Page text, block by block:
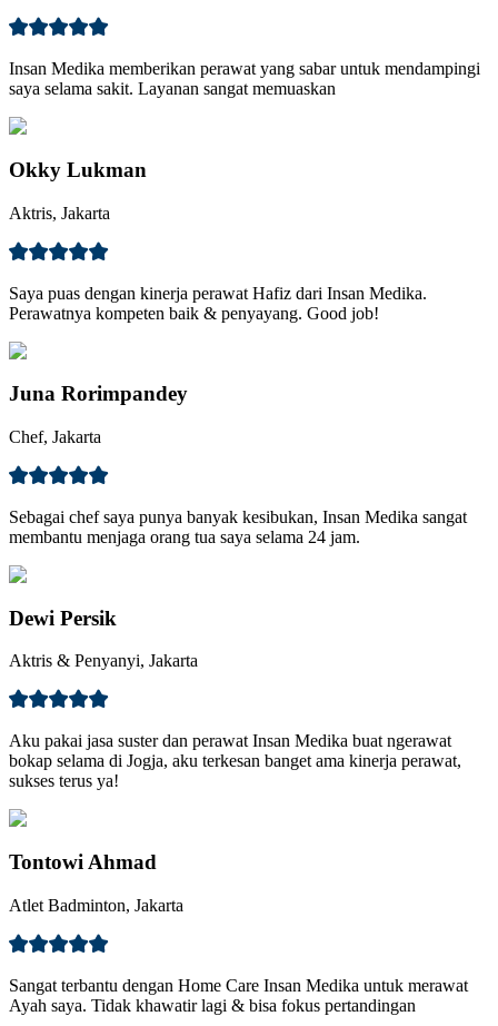
Insan Medika memberikan perawat yang sabar untuk mendampingi
saya selama sakit. Layanan sangat memuaskan
Okky Lukman
Aktris, Jakarta
Saya puas dengan kinerja perawat Hafiz dari Insan Medika.
Perawatnya kompeten baik & penyayang. Good job!
Juna Rorimpandey
Chef, Jakarta
Sebagai chef saya punya banyak kesibukan, Insan Medika sangat
membantu menjaga orang tua saya selama 24 jam.
Dewi Persik
Aktris & Penyanyi, Jakarta
Aku pakai jasa suster dan perawat Insan Medika buat ngerawat
bokap selama di Jogja, aku terkesan banget ama kinerja perawat,
sukses terus ya!
Tontowi Ahmad
Atlet Badminton, Jakarta
Sangat terbantu dengan Home Care Insan Medika untuk merawat
Ayah saya. Tidak khawatir lagi & bisa fokus pertandingan